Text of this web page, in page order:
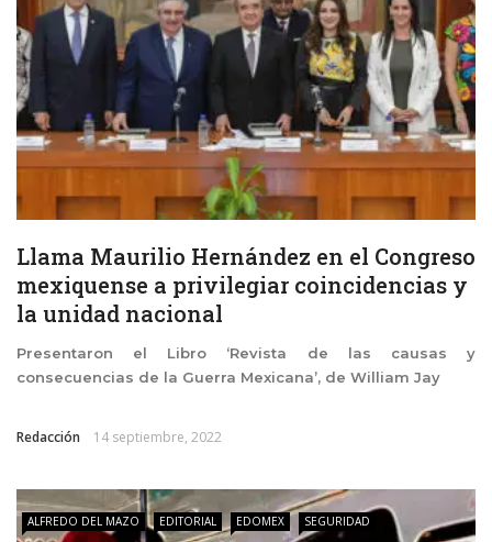
Llama Maurilio Hernández en el Congreso
mexiquense a privilegiar coincidencias y
la unidad nacional
Presentaron el Libro ‘Revista de las causas y
consecuencias de la Guerra Mexicana’, de William Jay
Redacción 14 septiembre, 2022
ALFREDO DEL MAZO EDITORIAL EDOMEX SEGURIDAD